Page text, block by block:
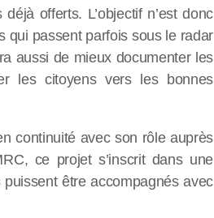
offerts. L’objectif n’est donc
qui passent parfois sous le radar
aussi de mieux documenter les
les citoyens vers les bonnes
continuité avec son rôle auprès
ce projet s’inscrit dans une
être accompagnés avec